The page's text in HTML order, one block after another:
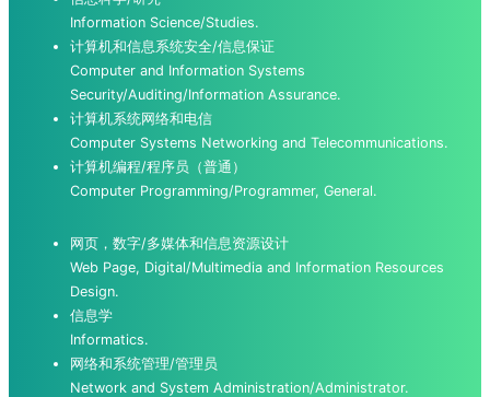
Information Science/Studies.
计算机和信息系统安全/信息保证
Computer and Information Systems
Security/Auditing/Information Assurance.
计算机系统网络和电信
Computer Systems Networking and Telecommunications.
计算机编程/程序员（普通）
Computer Programming/Programmer, General.
网页，数字/多媒体和信息资源设计
Web Page, Digital/Multimedia and Information Resources
Design.
信息学
Informatics.
网络和系统管理/管理员
Network and System Administration/Administrator.